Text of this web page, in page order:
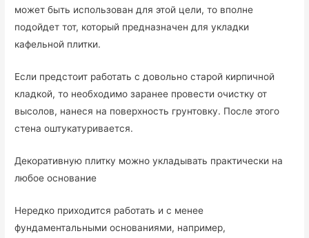
может быть использован для этой цели, то вполне
подойдет тот, который предназначен для укладки
кафельной плитки.
Если предстоит работать с довольно старой кирпичной
кладкой, то необходимо заранее провести очистку от
высолов, нанеся на поверхность грунтовку. После этого
стена оштукатуривается.
Декоративную плитку можно укладывать практически на
любое основание
Нередко приходится работать и с менее
фундаментальными основаниями, например,